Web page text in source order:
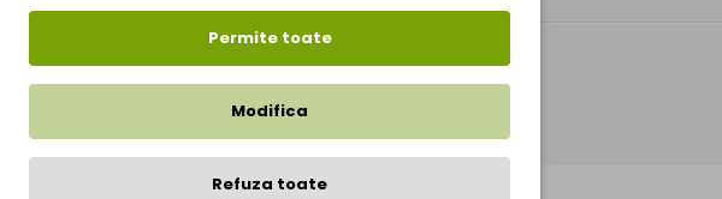
Permite toate
Modifica
Refuza toate